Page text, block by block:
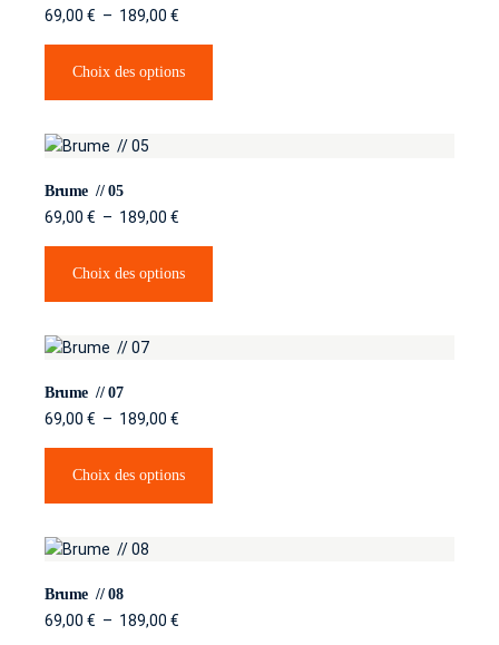
Italie
Instants Italiens
Tirages d’art
Brume
Graphite
Paysages
Mer / Océan
Montagne
Campagne
Véhicules
Véhicules de collection
69,00 € – 189,00 €
Choix des options
Brume // 05
69,00 € – 189,00 €
Choix des options
Brume // 07
69,00 € – 189,00 €
Choix des options
Brume // 08
69,00 € – 189,00 €